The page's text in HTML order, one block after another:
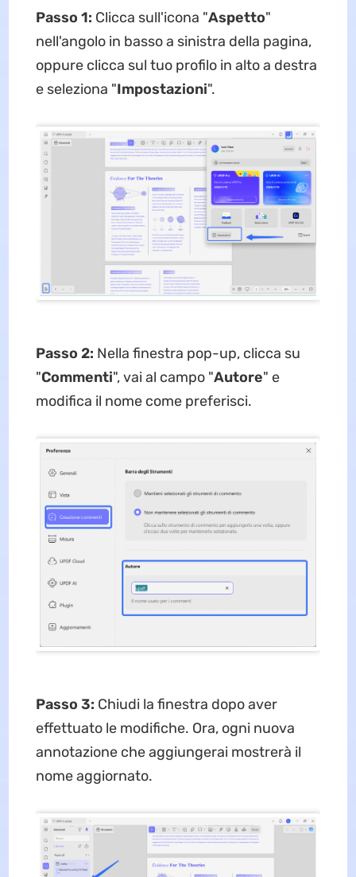
Passo 1: Clicca sull'icona "Aspetto"
nell'angolo in basso a sinistra della pagina,
oppure clicca sul tuo profilo in alto a destra
e seleziona "Impostazioni".​​
Passo 2: ​Nella finestra pop-up, clicca su
"Commenti", vai al campo "Autore" e
modifica il nome come preferisci.​​
Passo 3: Chiudi la finestra dopo aver
effettuato le modifiche. Ora, ogni nuova
annotazione che aggiungerai mostrerà il
nome aggiornato.